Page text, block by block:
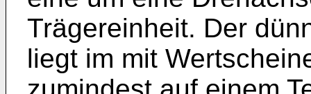
Trägereinheit. Der
liegt im mit